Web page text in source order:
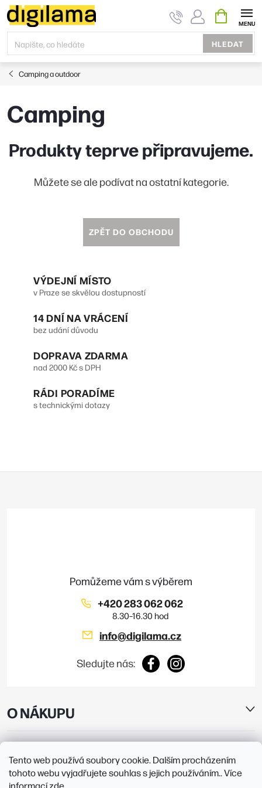
Tento web používá soubory cookie. Dalším procházením
tohoto webu vyjadřujete souhlas s jejich používáním.. Více
informacízde
Přejít
na
obsah
HLEDAT
KOŠÍK
Camping a outdoor
Camping
Produkty teprve připravujeme.
Můžete se ale podívat na ostatní kategorie.
ZPĚT DO OBCHODU
VÝDEJNÍ MÍSTO
v Praze se skvělou dostupností
14 DNÍ NA VRÁCENÍ
bez udání důvodu
DOPRAVA ZDARMA
nad 2000 Kč s DPH
RÁDI PORADÍME
s technickými dotazy
O NÁKUPU
info@digilama.cz
+420 283 062 062
Sledujte nás: